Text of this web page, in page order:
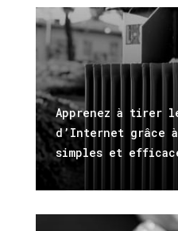
Apprenez à tirer
d’Internet grâce
simples et